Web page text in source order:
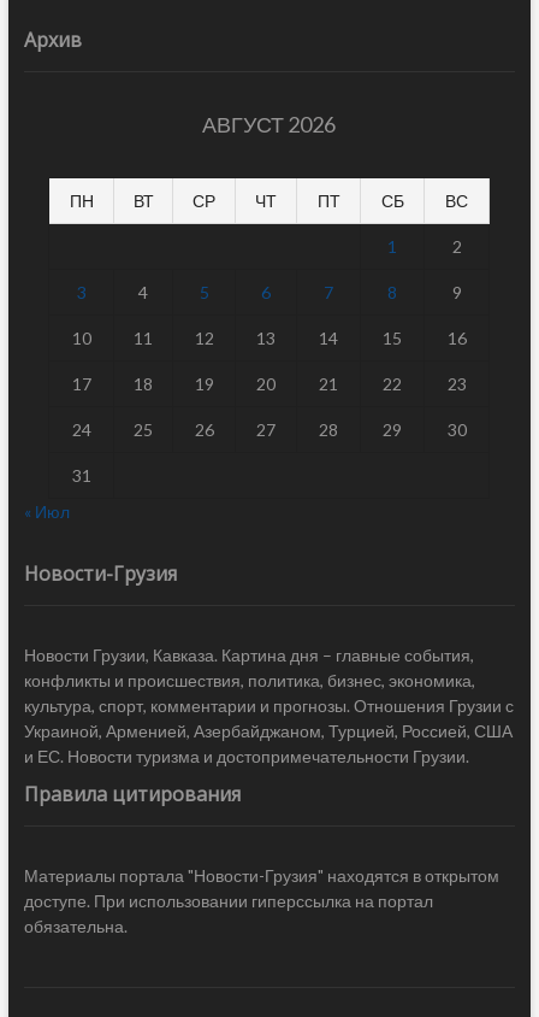
Архив
АВГУСТ 2026
ПН ВТ СР ЧТ ПТ СБ ВС
1 2
3 4 5 6 7 8 9
10 11 12 13 14 15 16
17 18 19 20 21 22 23
24 25 26 27 28 29 30
31
« Июл
Новости-Грузия
Новости Грузии, Кавказа. Картина дня – главные события,
конфликты и происшествия, политика, бизнес, экономика,
культура, спорт, комментарии и прогнозы. Отношения Грузии с
Украиной, Арменией, Азербайджаном, Турцией, Россией, США
и ЕС. Новости туризма и достопримечательности Грузии.
Правила цитирования
Материалы портала "Новости-Грузия" находятся в открытом
доступе. При использовании гиперссылка на портал
обязательна.